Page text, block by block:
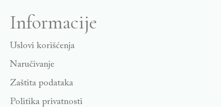
Informacije
Uslovi korišćenja
Naručivanje
Zaštita podataka
Politika privatnosti